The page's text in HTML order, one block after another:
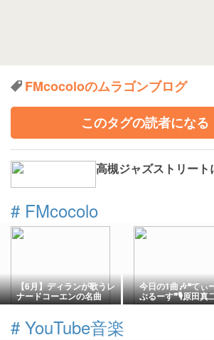
FMcocoloのムラゴンブログ
このタグの読者になる
高槻ジャズストリー
# FMcocolo
【6月】ディランが歌うレ
ナードコーエンの名曲
Hallelujah※音源あり【22
今日の1曲🎶❝てぃ
ぶるーす❞🎙️原田真
ジャズ♬ストリー
# YouTube音楽